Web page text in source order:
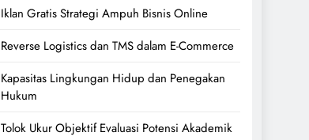
Iklan Gratis Strategi Ampuh Bisnis Online
Reverse Logistics dan TMS dalam E-Commerce
Kapasitas Lingkungan Hidup dan Penegakan
Hukum
Tolok Ukur Objektif Evaluasi Potensi Akademik